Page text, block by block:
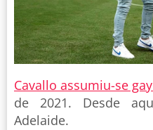
Cavallo assumiu-se
de 2021. Desde
Adelaide.